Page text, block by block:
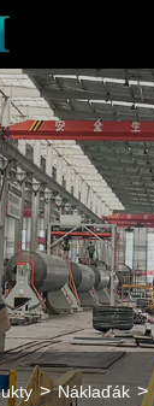
Náklaďák